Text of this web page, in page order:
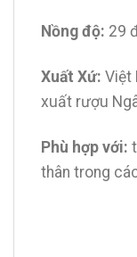
Nồng độ: 29
Xuất Xứ: Việt
xuất rượu
Phù hợp với:
thân trong